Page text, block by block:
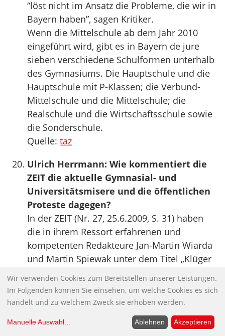
“löst nicht im Ansatz die Probleme, die wir in
Bayern haben”, sagen Kritiker.
Wenn die Mittelschule ab dem Jahr 2010
eingeführt wird, gibt es in Bayern de jure
sieben verschiedene Schulformen unterhalb
des Gymnasiums. Die Hauptschule und die
Hauptschule mit P-Klassen; die Verbund-
Mittelschule und die Mittelschule; die
Realschule und die Wirtschaftsschule sowie
die Sonderschule.
Quelle: taz
Ulrich Herrmann: Wie kommentiert die
ZEIT die aktuelle Gymnasial- und
Universitätsmisere und die öffentlichen
Proteste dagegen?
In der ZEIT (Nr. 27, 25.6.2009, S. 31) haben
die in ihrem Ressort erfahrenen und
kompetenten Redakteure Jan-Martin Wiarda
und Martin Spiewak unter dem Titel „Klüger
werden“ (der vielleicht nicht von ihnen
stammt) die derzeitige Schul- und
Hochschulmisere zu charakterisieren
unternommen (Befunde und Prognosen).
Das geriet im Vorspann ihres Artikels ein
Wir verwenden Cookies zum Bereitstellen unserer Leistungen.
Im Folgenden können Sie einsehen, um welche Cookies es sich
handelt und zu welchem Zweck sie erhoben werden.
Manuelle Auswahl... Ablehnen Akzeptieren